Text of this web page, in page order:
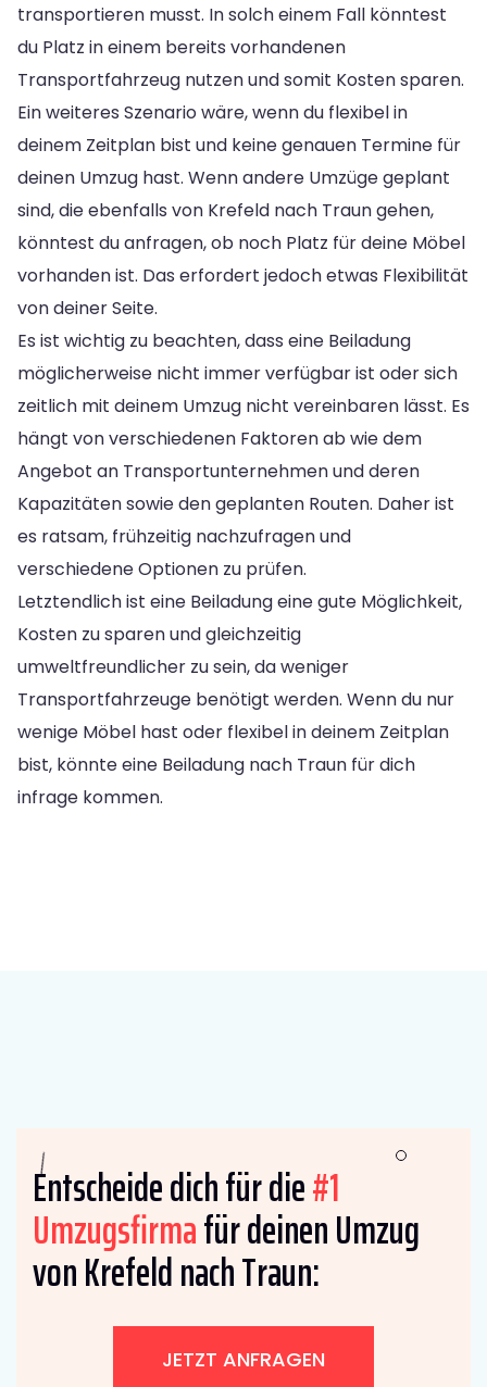
transportieren musst. In solch einem Fall könntest
du Platz in einem bereits vorhandenen
Transportfahrzeug nutzen und somit Kosten sparen.
Ein weiteres Szenario wäre, wenn du flexibel in
deinem Zeitplan bist und keine genauen Termine für
deinen Umzug hast. Wenn andere Umzüge geplant
sind, die ebenfalls von Krefeld nach Traun gehen,
könntest du anfragen, ob noch Platz für deine Möbel
vorhanden ist. Das erfordert jedoch etwas Flexibilität
von deiner Seite.
Es ist wichtig zu beachten, dass eine Beiladung
möglicherweise nicht immer verfügbar ist oder sich
zeitlich mit deinem Umzug nicht vereinbaren lässt. Es
hängt von verschiedenen Faktoren ab wie dem
Angebot an Transportunternehmen und deren
Kapazitäten sowie den geplanten Routen. Daher ist
es ratsam, frühzeitig nachzufragen und
verschiedene Optionen zu prüfen.
Letztendlich ist eine Beiladung eine gute Möglichkeit,
Kosten zu sparen und gleichzeitig
umweltfreundlicher zu sein, da weniger
Transportfahrzeuge benötigt werden. Wenn du nur
wenige Möbel hast oder flexibel in deinem Zeitplan
bist, könnte eine Beiladung nach Traun für dich
infrage kommen.
Entscheide dich für die#1
Umzugsfirmafür deinen Umzug
von Krefeld nach Traun:
JETZT ANFRAGEN